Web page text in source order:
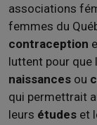
associations
femmes du
contraception
luttent pour
naissances ou
qui permettrait
leurs études et